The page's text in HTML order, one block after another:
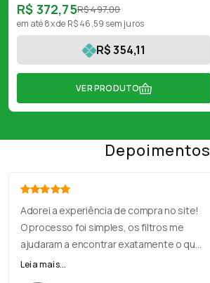
R$ 372,75R$ 497,00
R$ 354,11
em até 8x de R$ 46,59 sem juros
VER PRODUTO
Depoimentos
Adorei a experiência de compra no site!
O processo foi simples, os filtros me
ajudaram a encontrar exatamente o que
eu precisava, e o checkout foi rápido. A
Leia mais...